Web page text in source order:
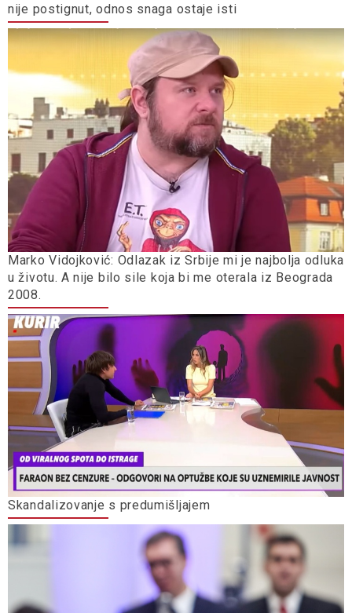
nije postignut, odnos snaga ostaje isti
Marko Vidojković: Odlazak iz Srbije mi je najbolja odluka
u životu. A nije bilo sile koja bi me oterala iz Beograda
2008.
Skandalizovanje s predumišljajem